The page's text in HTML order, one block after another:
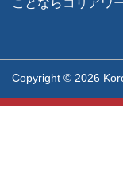
Copyright © 2026